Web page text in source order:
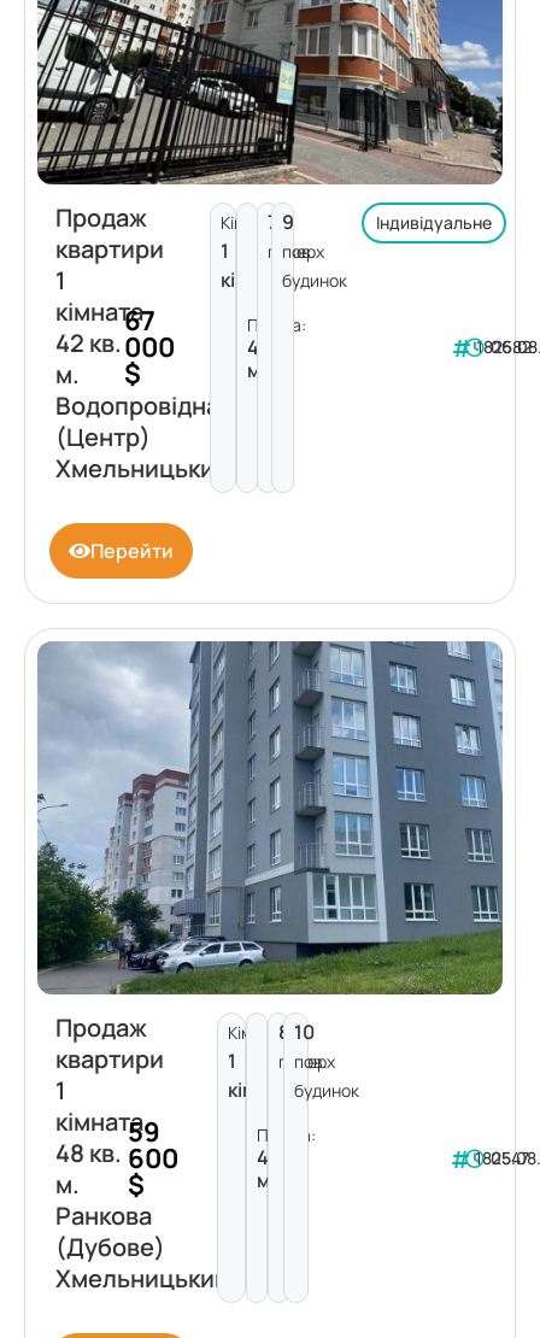
Продаж
квартири
1
кімната
42 кв.
м.
Водопровідна
(Центр)
Хмельницький
67
000
$
Кімнат:
1
кімната
Площа:
42
м²
7
поверх
9
пов.
будинок
Індивідуальне
182582
Перейти
Продаж
квартири
1
кімната
48 кв.
м.
Ранкова
(Дубове)
Хмельницький
59
600
$
Кімнат:
1
кімната
Площа:
48
м²
8
поверх
10
пов.
будинок
182547